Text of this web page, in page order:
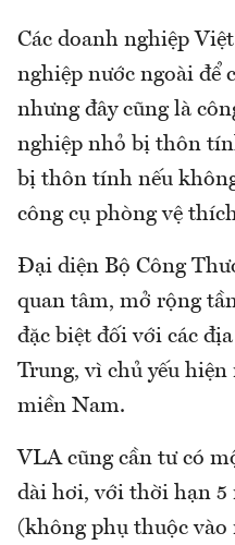
Các doanh nghiệp
nghiệp nước ngoài để
nhưng đây cũng là
nghiệp nhỏ bị thôn
bị thôn tính nếu
công cụ phòng vệ
Đại diện Bộ Công
quan tâm, mở rộng
đặc biệt đối với các
Trung, vì chủ yếu
miền Nam.
VLA cũng cần tư có
dài hơi, với thời hạn 5
(không phụ thuộc